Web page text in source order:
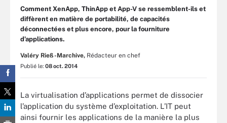
Comment XenApp, ThinApp et App-V se ressemblent-ils et
diffèrent en matière de portabilité, de capacités
déconnectées et plus encore, pour la fourniture
d’applications.
Valéry Rieß-Marchive, Rédacteur en chef
Publié le: 08 oct. 2014
La virtualisation d’applications permet de dissocier
l’application du système d’exploitation. L’IT peut
ainsi fournir les applications de la manière la plus